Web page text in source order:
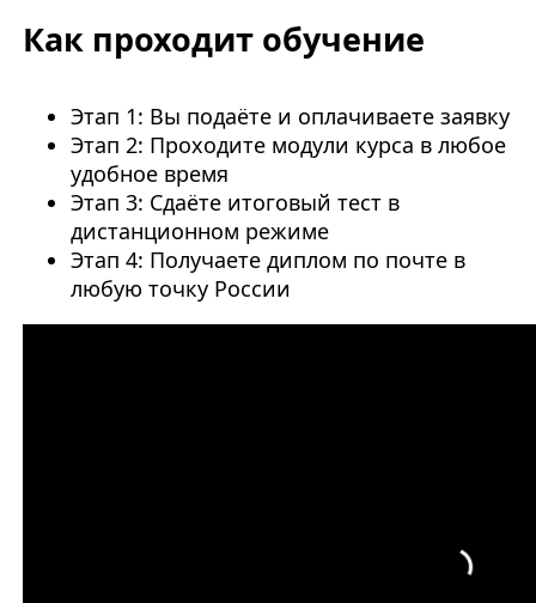
Как проходит обучение
Этап 1: Вы подаёте и оплачиваете заявку
Этап 2: Проходите модули курса в любое
удобное время
Этап 3: Сдаёте итоговый тест в
дистанционном режиме
Этап 4: Получаете диплом по почте в
любую точку России